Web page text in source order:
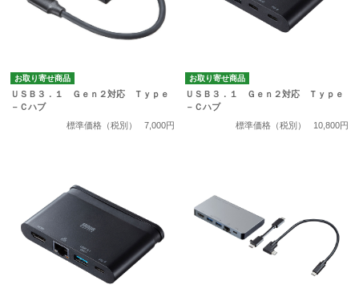
お取り寄せ商品
ＵＳＢ３．１ Ｇｅｎ２対応 Ｔｙｐｅ
－Ｃハブ
標準価格（税別）
7,000円
お取り寄せ商品
ＵＳＢ３．１ Ｇｅｎ２対応 Ｔｙｐｅ
－Ｃハブ
標準価格（税別）
10,800円